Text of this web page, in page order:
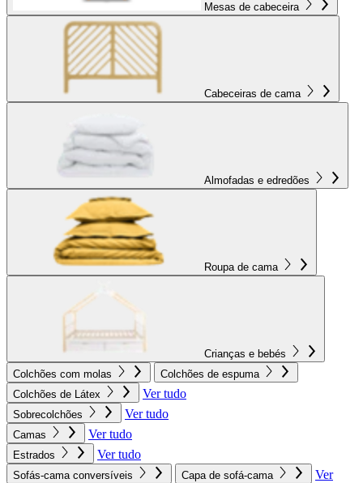
Mesas de cabeceira
Cabeceiras de cama
Almofadas e edredões
Roupa de cama
Crianças e bebés
Colchões com molas
Colchões de espuma
Colchões de Látex
Ver tudo
Sobrecolchões Ver tudo
Camas Ver tudo
Estrados Ver tudo
Sofás-cama conversíveis Capa de sofá-cama
Ver